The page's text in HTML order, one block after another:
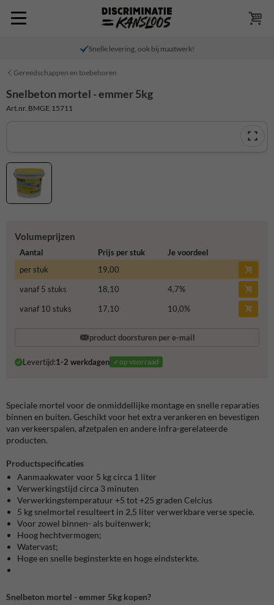
Snelle levering, ook bij maatwerk!
Gereedschappen en toebehoren
Snelbeton mortel - emmer 5kg
Art.nr. BMGE.15711
Volumeprijzen
Aantal Prijs per stuk
Je voordeel
per stuk
19,00
vanaf 5 stuks
18,10 4,7%
vanaf 10 stuks
17,10 10,0%
product doorsturen per e-mail
Levertijd:1-2 werkdagen ✓op voorraad
Speciale mortel voor de onmiddellijke montage en snelle reparaties
binnen en buiten. Geschikt voor het extra verankeren en bevestigen
van verkeerspalen, afzetpalen en andere infra-gerelateerde
producten.
Productspecificaties
Aanmaakwater voor 5 kg circa 1 liter
Verwerkingstijd circa 3 minuten
Verwerkingstemperatuur +5 tot +25 graden Celcius
5 kg snelmortel resulteert in 2,5 liter verwerkbare verse specie.
Voor zowel binnen- als buitenwerk;
Hoog hechtvermogen;
Watervast;
Hoge en snelle beginsterkte en hoge eindsterkte.
Snelbeton mortel - emmer 5kg kopen?